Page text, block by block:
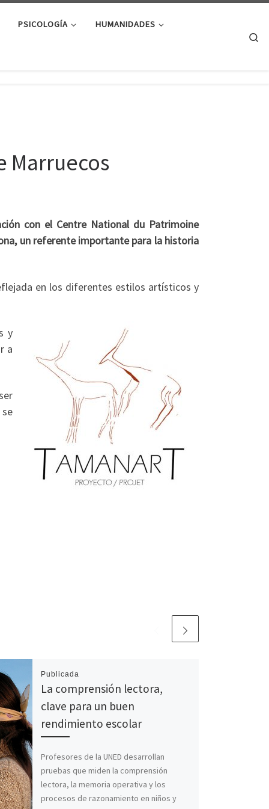
PSICOLOGÍA HUMANIDADES
Marruecos
con el Centre National du Patrimoine
un referente importante para la historia
en los diferentes estilos artísticos y
y
a
Publicada
La comprensión lectora,
clave para un buen
rendimiento escolar
Profesores de la UNED desarrollan
pruebas que miden la comprensión
lectora, la memoria operativa y los
procesos de razonamiento en niños y